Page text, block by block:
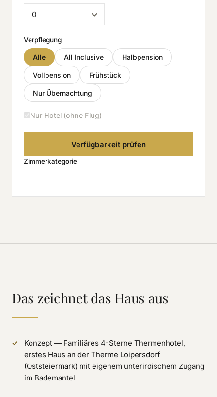
Verpflegung
Alle All Inclusive Halbpension
Vollpension Frühstück
Nur Übernachtung
Nur Hotel (ohne Flug)
Verfügbarkeit prüfen
Zimmerkategorie
Das zeichnet das Haus aus
Konzept — Familiäres 4-Sterne Thermenhotel,
erstes Haus an der Therme Loipersdorf
(Oststeiermark) mit eigenem unterirdischem Zugang
im Bademantel